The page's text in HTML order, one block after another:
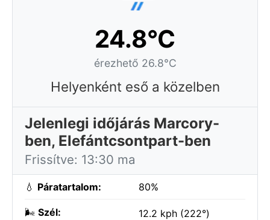
24.8°C
érezhető 26.8°C
Helyenként eső a közelben
Jelenlegi időjárás Marcory-
ben, Elefántcsontpart-ben
Frissítve: 13:30 ma
💧 Páratartalom: 80%
🌬️ Szél: 12.2 kph (222°)